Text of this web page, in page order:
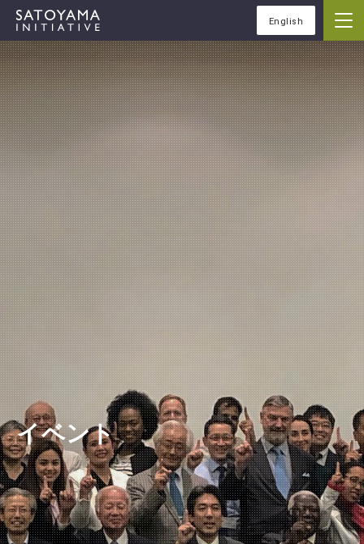
English
IPSIについて
コンセプト
IPSIの活動
ケーススタディ
イベント
ニュース
資料
ニュースレター
イベント